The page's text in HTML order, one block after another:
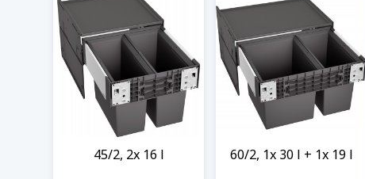
45/2, 2x 16 l 60/2, 1x 30 l + 1x 19 l